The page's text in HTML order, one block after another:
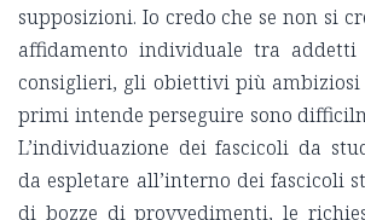
supposizioni. Io credo che se non si
affidamento individuale tra addetti
consiglieri, gli obiettivi più ambiziosi
primi intende perseguire sono
L’individuazione dei fascicoli da
da espletare all’interno dei fascicoli
di bozze di provvedimenti, le